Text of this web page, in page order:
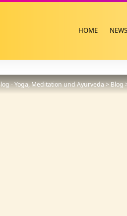
HOME NEWS
- Yoga, Meditation und Ayurveda>Blog